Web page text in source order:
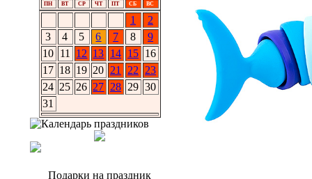
ПН ВТ СР ЧТ ПТ СБ ВС
1
2
3
4 5 6 7 8
9
10 11 12 13 14 15 16
17 18 19 20 21 22
23
24 25 26 27 28 29 30
31
Подарки на праздник